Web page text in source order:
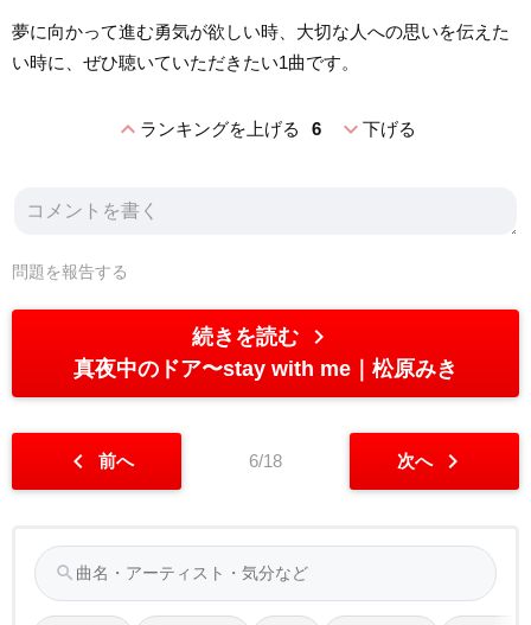
夢に向かって進む勇気が欲しい時、大切な人への思いを伝えた
い時に、ぜひ聴いていただきたい1曲です。
expand_lessランキングを上げる 6 expand_more下げる
問題を報告する
続きを読む chevron_right
真夜中のドア〜stay with me 松原みき
chevron_left 前へ 6/18 次へ chevron_right
search